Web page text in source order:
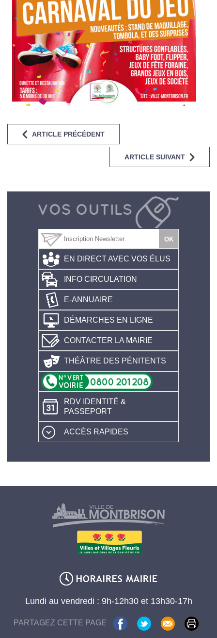
ARTICLE PRÉCÉDENT
ARTICLE SUIVANT
EN DIRECT AVEC VOS ÉLUS
INFO CIRCULATION
E-ANNUAIRE
DÉMARCHES EN LIGNE
CONTACTER LA MAIRIE
THÉÂTRE DES PÉNITENTS
RDV IDENTITÉ &
PASSEPORT
ACCÈS RAPIDES
Lundi au vendredi : 9h-12h30 et 13h30-17h
PARTAGEZ CETTE PAGE